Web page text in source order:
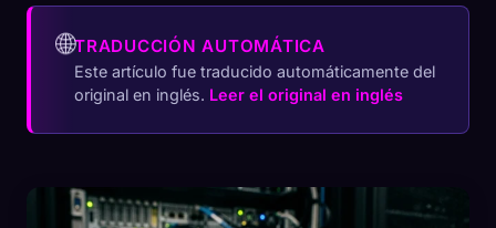
🌐TRADUCCIÓN AUTOMÁTICA
Este artículo fue traducido automáticamente del
original en inglés. Leer el original en inglés